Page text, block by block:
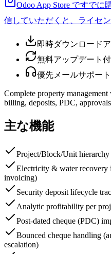
Odoo App Store ですでに
信していただくと、ライセ
即時ダウンロード
無料アップデート
優先メールサポート
Complete property
billing, deposits, PDC,
主な機能
Project/Block/Unit
Electricity & water recovery
invoicing)
Security deposit lifecycle
Analytic profitability per
Post-dated cheque (PDC)
Bounced cheque handling
escalation)